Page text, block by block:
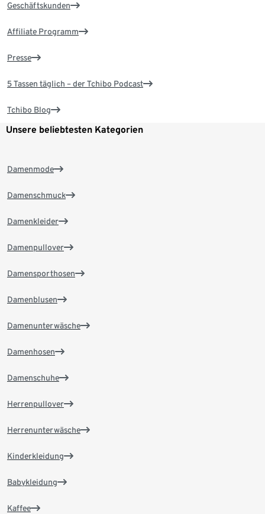
Geschäftskunden
Affiliate Programm
Presse
5 Tassen täglich – der Tchibo Podcast
Tchibo Blog
Unsere beliebtesten Kategorien
Damenmode
Damenschmuck
Damenkleider
Damenpullover
Damensporthosen
Damenblusen
Damenunterwäsche
Damenhosen
Damenschuhe
Herrenpullover
Herrenunterwäsche
Kinderkleidung
Babykleidung
Kaffee